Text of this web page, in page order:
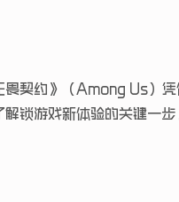
契约》（Among Us）
锁游戏新体验的关键一